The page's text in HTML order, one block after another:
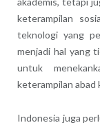
keterampilan
teknologi yang
menjadi hal yang
untuk
keterampilan abad
Indonesia juga